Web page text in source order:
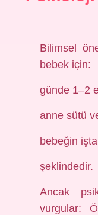
Bilimsel
bebek için:
günde 1–2
anne sütü
bebeğin
şeklindedir.
Ancak
vurgular: